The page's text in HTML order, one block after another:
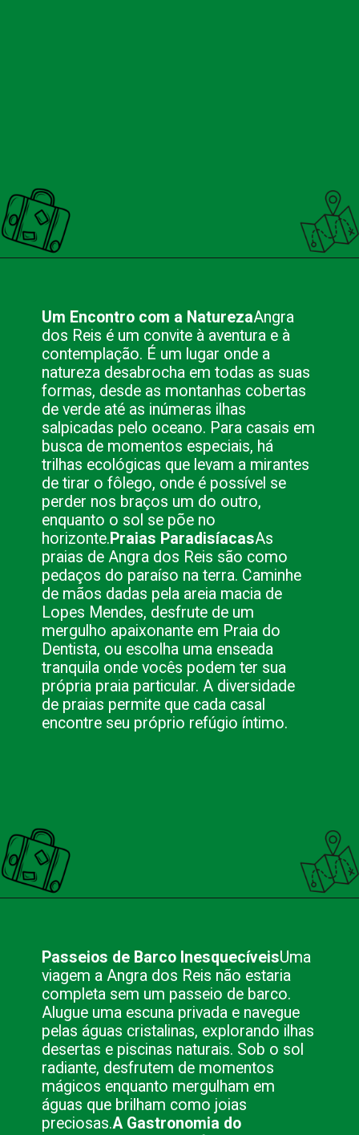
Um Encontro com a NaturezaAngra
dos Reis é um convite à aventura e à
contemplação. É um lugar onde a
natureza desabrocha em todas as suas
formas, desde as montanhas cobertas
de verde até as inúmeras ilhas
salpicadas pelo oceano. Para casais em
busca de momentos especiais, há
trilhas ecológicas que levam a mirantes
de tirar o fôlego, onde é possível se
perder nos braços um do outro,
enquanto o sol se põe no
horizonte.Praias ParadisíacasAs
praias de Angra dos Reis são como
pedaços do paraíso na terra. Caminhe
de mãos dadas pela areia macia de
Lopes Mendes, desfrute de um
mergulho apaixonante em Praia do
Dentista, ou escolha uma enseada
tranquila onde vocês podem ter sua
própria praia particular. A diversidade
de praias permite que cada casal
encontre seu próprio refúgio íntimo.
Passeios de Barco InesquecíveisUma
viagem a Angra dos Reis não estaria
completa sem um passeio de barco.
Alugue uma escuna privada e navegue
pelas águas cristalinas, explorando ilhas
desertas e piscinas naturais. Sob o sol
radiante, desfrutem de momentos
mágicos enquanto mergulham em
águas que brilham como joias
preciosas.A Gastronomia do